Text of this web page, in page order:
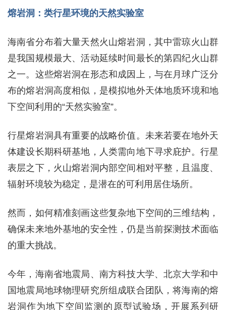
熔岩洞：类行星环境的天然实验室
海南省分布着大量天然火山熔岩洞，其中雷琼火山群
是我国规模最大、活动延续时间最长的第四纪火山群
之一。这些熔岩洞在形态和成因上，与在月球广泛分
布的熔岩洞高度相似，是模拟地外天体地质环境和地
下空间利用的“天然实验室”。
行星熔岩洞具有重要的战略价值。未来若要在地外天
体建设长期科研基地，人类需向地下寻求庇护。行星
表层之下，火山熔岩洞内部空间相对平整，且温度、
辐射环境较为稳定，是潜在的可利用居住场所。
然而，如何精准刻画这些复杂地下空间的三维结构，
确保未来地外基地的安全性，仍是当前探测技术面临
的重大挑战。
今年，海南省地震局、南方科技大学、北京大学和中
国地震局地球物理研究所组成联合团队，将海南的熔
岩洞作为地下空间监测的原型试验场，开展系列研